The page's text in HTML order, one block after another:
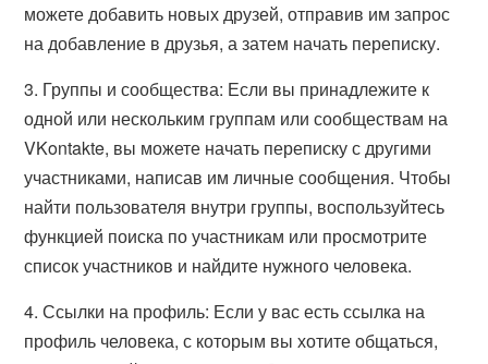
можете добавить новых друзей, отправив им запрос
на добавление в друзья, а затем начать переписку.
3. Группы и сообщества: Если вы принадлежите к
одной или нескольким группам или сообществам на
VKontakte, вы можете начать переписку с другими
участниками, написав им личные сообщения. Чтобы
найти пользователя внутри группы, воспользуйтесь
функцией поиска по участникам или просмотрите
список участников и найдите нужного человека.
4. Ссылки на профиль: Если у вас есть ссылка на
профиль человека, с которым вы хотите общаться,